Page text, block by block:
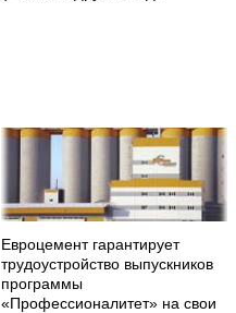
Евроцемент гарантирует
трудоустройство выпускников
программы
«Профессионалитет» на свои